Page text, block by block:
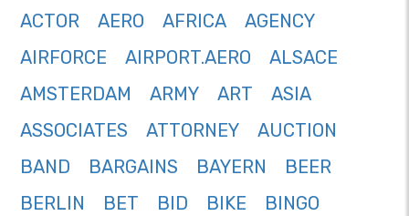
ACTOR
AERO AFRICA
AGENCY
AIRFORCE
AIRPORT.AERO
ALSACE
AMSTERDAM
ARMY ART
ASIA
ASSOCIATES
ATTORNEY
AUCTION
BAND
BARGAINS BAYERN
BEER
BERLIN
BET BID BIKE
BINGO